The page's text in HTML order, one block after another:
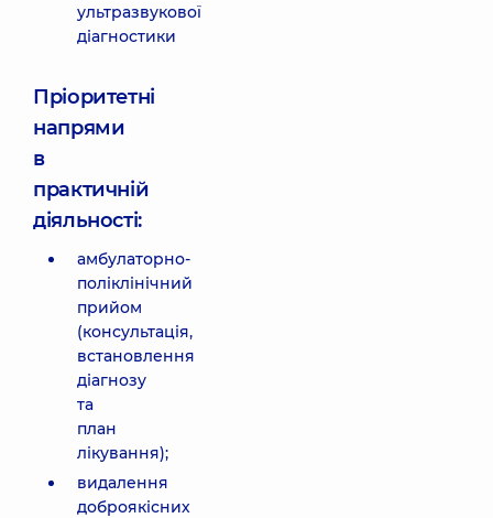
ультразвукової
діагностики
Пріоритетні
напрями
в
практичній
діяльності:
амбулаторно-
поліклінічний
прийом
(консультація,
встановлення
діагнозу
та
план
лікування);
видалення
доброякісних